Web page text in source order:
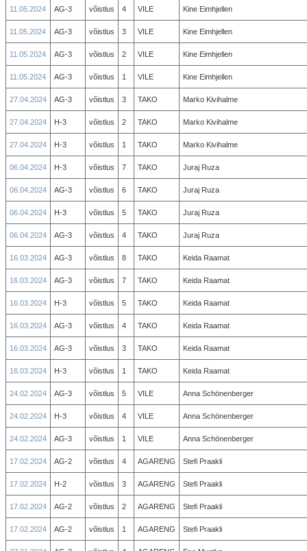
11.05.2024 AG-3 võistlus 4 VILE Kine Eimhjellen
11.05.2024 AG-3 võistlus 3 VILE Kine Eimhjellen
11.05.2024 AG-3 võistlus 2 VILE Kine Eimhjellen
11.05.2024 AG-3 võistlus 1 VILE Kine Eimhjellen
27.04.2024 AG-3 võistlus 3 TAKO Marko Kivihalme
27.04.2024 H-3 võistlus 2 TAKO Marko Kivihalme
27.04.2024 H-3 võistlus 1 TAKO Marko Kivihalme
06.04.2024 H-3 võistlus 7 TAKO Juraj Ruza
06.04.2024 AG-3 võistlus 6 TAKO Juraj Ruza
06.04.2024 H-3 võistlus 5 TAKO Juraj Ruza
06.04.2024 AG-3 võistlus 4 TAKO Juraj Ruza
16.03.2024 AG-3 võistlus 8 TAKO Keida Raamat
16.03.2024 AG-3 võistlus 7 TAKO Keida Raamat
16.03.2024 H-3 võistlus 5 TAKO Keida Raamat
16.03.2024 AG-3 võistlus 4 TAKO Keida Raamat
16.03.2024 AG-3 võistlus 3 TAKO Keida Raamat
16.03.2024 H-3 võistlus 1 TAKO Keida Raamat
24.02.2024 AG-3 võistlus 5 VILE Anna Schönenberger
24.02.2024 H-3 võistlus 4 VILE Anna Schönenberger
24.02.2024 AG-3 võistlus 1 VILE Anna Schönenberger
17.02.2024 AG-2 võistlus 4 AGARENG Stefi Praakli
17.02.2024 H-2 võistlus 3 AGARENG Stefi Praakli
17.02.2024 AG-2 võistlus 2 AGARENG Stefi Praakli
17.02.2024 AG-2 võistlus 1 AGARENG Stefi Praakli